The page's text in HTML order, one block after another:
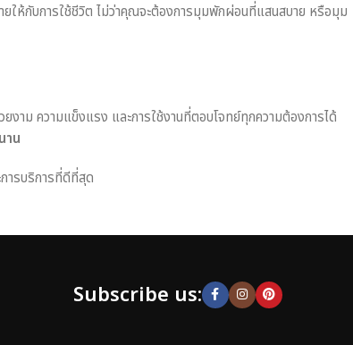
ยให้กับการใช้ชีวิต ไม่ว่าคุณจะต้องการมุมพักผ่อนที่แสนสบาย หรือมุม
งาม ความแข็งแรง และการใช้งานที่ตอบโจทย์ทุกความต้องการได้
าน
ารบริการที่ดีที่สุด
Subscribe us: